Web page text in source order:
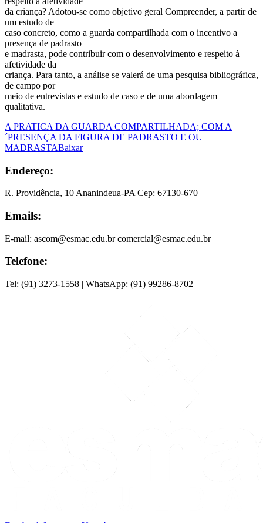
da criança? Adotou-se como objetivo geral Compreender, a partir de
um estudo de
caso concreto, como a guarda compartilhada com o incentivo a
presença de padrasto
e madrasta, pode contribuir com o desenvolvimento e respeito à
afetividade da
criança. Para tanto, a análise se valerá de uma pesquisa bibliográfica,
de campo por
meio de entrevistas e estudo de caso e de uma abordagem
qualitativa.
A PRATICA DA GUARDA COMPARTILHADA; COM A
´PRESENÇA DA FIGURA DE PADRASTO E OU
MADRASTABaixar
Endereço:
R. Providência, 10 Ananindeua-PA Cep: 67130-670
Emails:
E-mail: ascom@esmac.edu.br comercial@esmac.edu.br
Telefone:
Tel: (91) 3273-1558 | WhatsApp: (91) 99286-8702